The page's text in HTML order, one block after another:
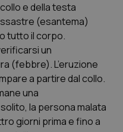
e della testa
(esantema)
tutto il corpo.
un
(febbre). L’eruzione
a partire dal collo.
una
la persona malata
giorni prima e fino a